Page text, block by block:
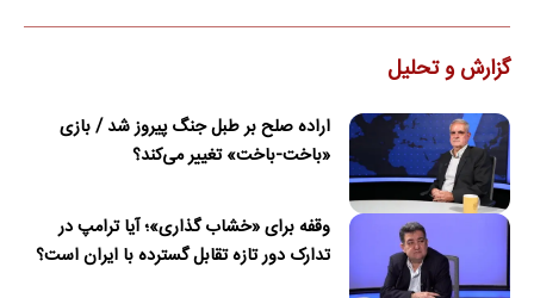
گزارش و تحلیل
اراده صلح بر طبل جنگ پیروز شد / بازی
«باخت-باخت» تغییر می‌کند؟
وقفه برای «خشاب گذاری»؛ آیا ترامپ در
تدارک دور تازه تقابل گسترده با ایران است؟